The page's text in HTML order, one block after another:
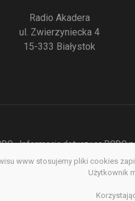
Radio Akadera
ul. Zwierzyniecka 4
15-333 Białystok
- Informacje dotyczące RODO
www stosujemy pliki cookies
Użytkownik